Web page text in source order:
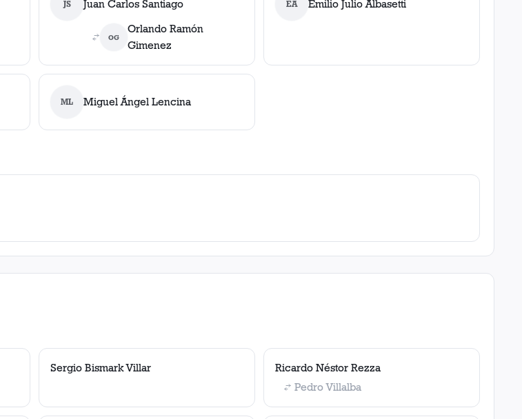
JS Juan Carlos Santiago
OG
Orlando Ramón
Gimenez
EA Emilio Julio Albasetti
ML Miguel Ángel Lencina
Sergio Bismark Villar
Ricardo Néstor Rezza
Pedro Villalba